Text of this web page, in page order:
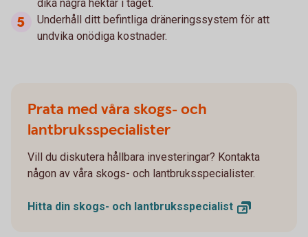
dika några hektar i taget.
Underhåll ditt befintliga dräneringssystem för att
undvika onödiga kostnader.
Prata med våra skogs- och
lantbruksspecialister
Vill du diskutera hållbara investeringar? Kontakta
någon av våra skogs- och lantbruksspecialister.
Hitta din skogs- och lantbruksspecialist